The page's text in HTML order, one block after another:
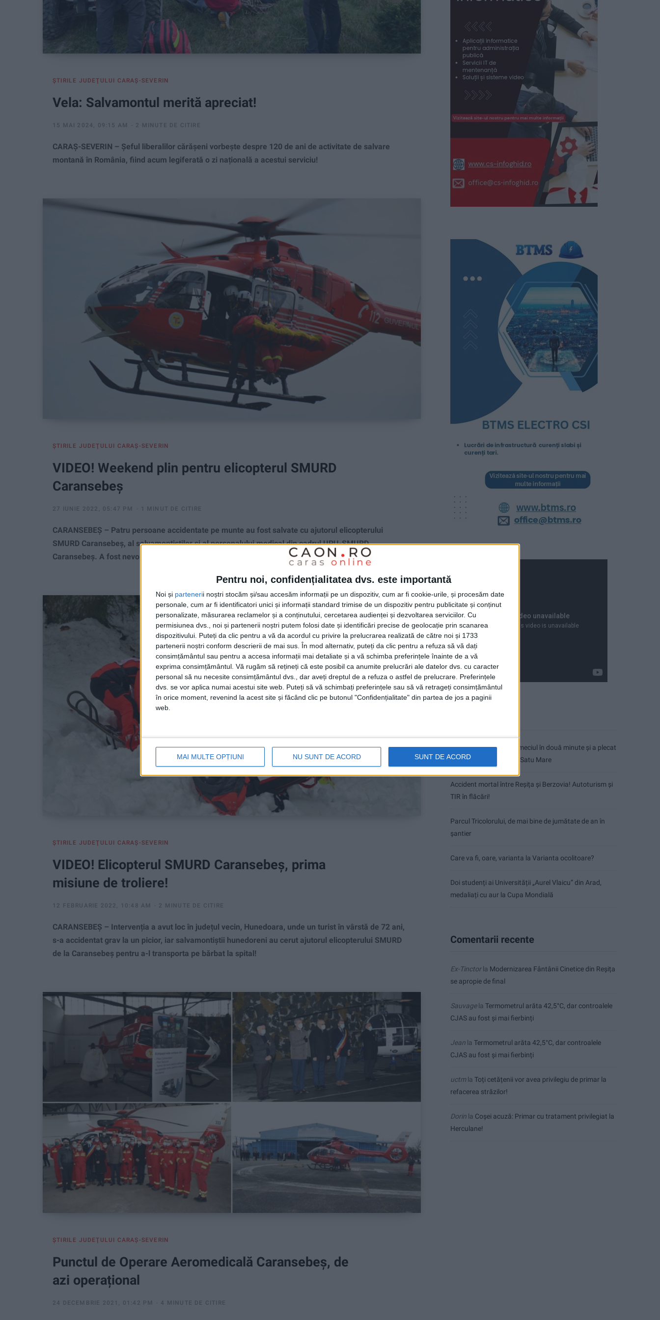
Pentru noi, confidențialitatea dvs. este importantă
Noi și partenerii noștri stocăm și/sau accesăm informații pe un dispozitiv, cum ar fi cookie-urile, și procesăm date
personale, cum ar fi identificatori unici și informații standard trimise de un dispozitiv pentru publicitate și conținut
personalizate, măsurarea reclamelor și a conținutului, cercetarea audienței și dezvoltarea serviciilor. Cu
permisiunea dvs., noi și partenerii noștri putem folosi date și identificări precise de geolocație prin scanarea
dispozitivului. Puteți da clic pentru a vă da acordul cu privire la prelucrarea realizată de către noi și 1733
partenerii noștri conform descrierii de mai sus. În mod alternativ, puteți da clic pentru a refuza să vă dați
consimțământul sau pentru a accesa informații mai detaliate și a vă schimba preferințele înainte de a vă
exprima consimțământul. Vă rugăm să rețineți că este posibil ca anumite prelucrări ale datelor dvs. cu caracter
personal să nu necesite consimțământul dvs., dar aveți dreptul de a refuza o astfel de prelucrare. Preferințele
dvs. se vor aplica numai acestui site web. Puteți să vă schimbați preferințele sau să vă retrageți consimțământul
în orice moment, revenind la acest site și făcând clic pe butonul "Confidențialitate" din partea de jos a paginii
web.
MAI MULTE OPȚIUNI NU SUNT DE ACORD SUNT DE ACORD
ŞTIRILE JUDEŢULUI CARAŞ-SEVERIN
Vela: Salvamontul merită apreciat!
15 MAI 2024, 09:15 AM 2 MINUTE DE CITIRE
CARAŞ-SEVERIN – Șeful liberalilor cărășeni vorbește despre 120 de ani de activitate de salvare
montană în România, fiind acum legiferată o zi națională a acestui serviciu!
ŞTIRILE JUDEŢULUI CARAŞ-SEVERIN
VIDEO! Weekend plin pentru elicopterul SMURD
Caransebeș
27 IUNIE 2022, 05:47 PM 1 MINUT DE CITIRE
CARANSEBEȘ – Patru persoane accidentate pe munte au fost salvate cu ajutorul elicopterului
SMURD Caransebeș, al salvamontiștilor și al personalului medical din cadrul UPU-SMURD
Caransebeș. A fost nevoie de folosirea troliului pentru recuperarea celor patru persoane accidentate!
ŞTIRILE JUDEŢULUI CARAŞ-SEVERIN
VIDEO! Elicopterul SMURD Caransebeș, prima
misiune de troliere!
12 FEBRUARIE 2022, 10:48 AM 2 MINUTE DE CITIRE
CARANSEBEȘ – Intervenția a avut loc în județul vecin, Hunedoara, unde un turist în vârstă de 72 ani,
s-a accidentat grav la un picior, iar salvamontiștii hunedoreni au cerut ajutorul elicopterului SMURD
de la Caransebeș pentru a-l transporta pe bărbat la spital!
ŞTIRILE JUDEŢULUI CARAŞ-SEVERIN
Punctul de Operare Aeromedicală Caransebeș, de
azi operațional
24 DECEMBRIE 2021, 01:42 PM 4 MINUTE DE CITIRE
CSM Reșița a rezolvat meciul în două minute și a plecat
cu toate punctele de la Satu Mare
Accident mortal între Reșița și Berzovia! Autoturism și
TIR în flăcări!
Parcul Tricolorului, de mai bine de jumătate de an în
șantier
Care va fi, oare, varianta la Varianta ocolitoare?
Doi studenți ai Universității „Aurel Vlaicu” din Arad,
medaliați cu aur la Cupa Mondială
Comentarii recente
Ex-Tinctorla Modernizarea Fântânii Cinetice din Reșița
se apropie de final
Sauvagela Termometrul arăta 42,5°C, dar controalele
CJAS au fost și mai fierbinți
Jean la Termometrul arăta 42,5°C, dar controalele
CJAS au fost și mai fierbinți
uctmla Toți cetățenii vor avea privilegiu de primar la
refacerea străzilor!
Dorin la Coșei acuză: Primar cu tratament privilegiat la
Herculane!